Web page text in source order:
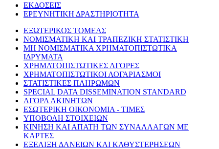
ΕΚΔΟΣΕΙΣ
ΕΡΕΥΝΗΤΙΚΗ ΔΡΑΣΤΗΡΙΟΤΗΤΑ
ΕΞΩΤΕΡΙΚΟΣ ΤΟΜΕΑΣ
ΝΟΜΙΣΜΑΤΙΚΗ ΚΑΙ ΤΡΑΠΕΖΙΚΗ ΣΤΑΤΙΣΤΙΚΗ
ΜΗ ΝΟΜΙΣΜΑΤΙΚΑ ΧΡΗΜΑΤΟΠΙΣΤΩΤΙΚΑ
ΙΔΡΥΜΑΤΑ
ΧΡΗΜΑΤΟΠΙΣΤΩΤΙΚΕΣ ΑΓΟΡΕΣ
ΧΡΗΜΑΤΟΠΙΣΤΩΤΙΚΟΙ ΛΟΓΑΡΙΑΣΜΟΙ
ΣΤΑΤΙΣΤΙΚΕΣ ΠΛΗΡΩΜΩΝ
SPECIAL DATA DISSEMINATION STANDARD
ΑΓΟΡΑ ΑΚΙΝΗΤΩΝ
ΕΣΩΤΕΡΙΚΗ ΟΙΚΟΝΟΜΙΑ - ΤΙΜΕΣ
ΥΠΟΒΟΛΗ ΣΤΟΙΧΕΙΩΝ
ΚΙΝΗΣΗ ΚΑΙ ΑΠΑΤΗ ΤΩΝ ΣΥΝΑΛΛΑΓΩΝ ΜΕ
ΚΑΡΤΕΣ
ΕΞΕΛΙΞΗ ΔΑΝΕΙΩΝ ΚΑΙ ΚΑΘΥΣΤΕΡΗΣΕΩΝ